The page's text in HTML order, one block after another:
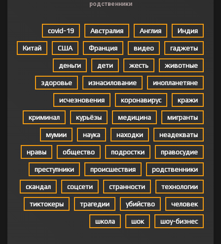
родственники
covid-19 Австралия Англия Индия
Китай США Франция видео гаджеты
деньги дети жесть животные
здоровье изнасилование инопланетяне
исчезновения коронавирус кражи
криминал курьёзы медицина мигранты
мумии наука находки неадекваты
нравы общество подростки правосудие
преступники происшествия родственники
скандал соцсети странности технологии
тиктокеры трагедии убийство человек
школа шок шоу-бизнес